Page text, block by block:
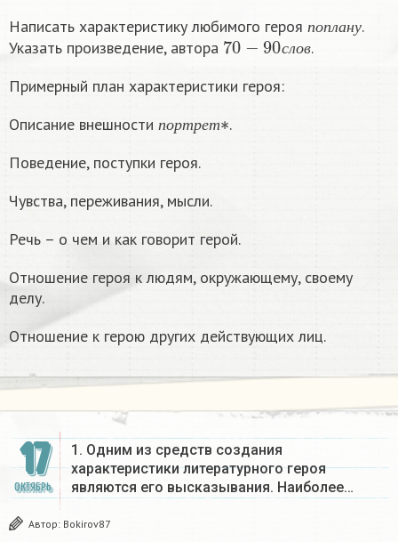
Написать характеристику любимого героя
п о пл а н у
.
Указать произведение, автора
сл о в
70−90слов
.
Примерный план характеристики героя:
Описание внешности
п о р т р е т
.
Поведение, поступки героя.
Чувства, переживания, мысли.
Речь – о чем и как говорит герой.
Отношение героя к людям, окружающему, своему
делу.
Отношение к герою других действующих лиц.
17
ОКТЯБРЬ
1. Одним из средств создания
характеристики литературного героя
являются его высказывания. Наиболее…
Автор: Bokirov87